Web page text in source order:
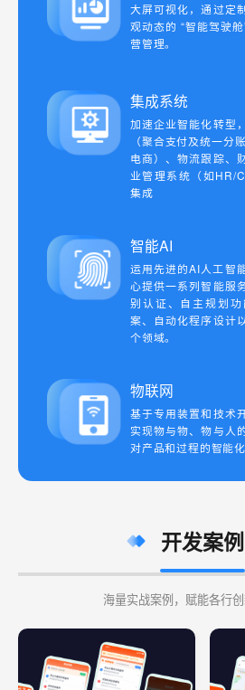
大屏可视化，通过定
观动态的 “智能驾驶
营管理。
集成系统
加速企业智能化转型
（聚合支付及统一分
电商）、物流跟踪、
业管理系统（如HR/
集成
智能AI
运用先进的AI人工智
心提供一系列智能服
别认证、自主规划
案、自动化程序设计
个领域。
物联网
基于专用装置和技术
实现物与物、物与人
对产品和过程的智能
开发案例
海量实战案例，赋能各行